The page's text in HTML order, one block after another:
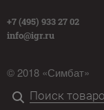
+7 (495) 933 27 02
info@igr.ru
© 2018 «Симбат»